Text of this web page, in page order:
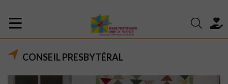
CONSEIL PRESBYTÉRAL